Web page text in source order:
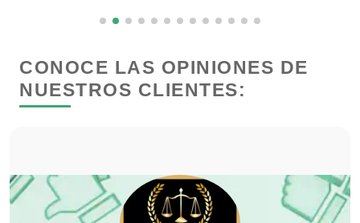
Clubes Deportivos
Combustibles y Lubricantes
CONOCE LAS OPINIONES DE
NUESTROS CLIENTES: